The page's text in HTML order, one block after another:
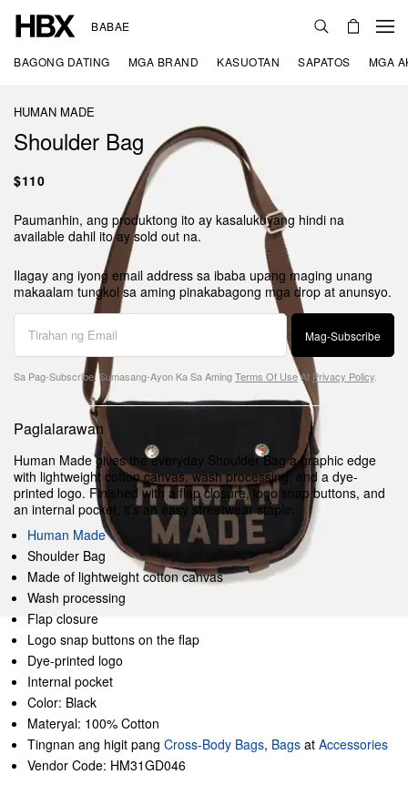
BABAE
BAGONG DATING MGA BRAND KASUOTAN SAPATOS MGA
HUMAN MADE
Shoulder Bag
$110
Paumanhin, ang produktong ito ay kasalukuyang hindi na
available dahil ito ay sold out na.
Ilagay ang iyong email address sa ibaba upang maging unang
makaalam tungkol sa aming pinakabagong mga drop at anunsyo.
Mag-Subscribe
Sa Pag-Subscribe, Sumasang-Ayon Ka Sa AmingTerms Of UseAt Privacy Policy
Paglalarawan
Human Made gives the everyday Shoulder Bag a graphic edge
with lightweight cotton canvas, wash processing, and a dye-
printed logo. Finished with a flap closure, logo snap buttons, and
an internal pocket, it’s an easy streetwear staple.
Human Made
Shoulder Bag
Made of lightweight cotton canvas
Wash processing
Flap closure
Logo snap buttons on the flap
Dye-printed logo
Internal pocket
Color: Black
Materyal: 100% Cotton
Tingnan ang higit pang Cross-Body Bags, Bags at Accessories
Vendor Code: HM31GD046